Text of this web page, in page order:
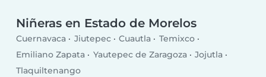
Niñeras en Estado de Morelos
Cuernavaca Jiutepec Cuautla
Temixco
Emiliano Zapata
Yautepec de Zaragoza
Jojutla
Tlaquiltenango